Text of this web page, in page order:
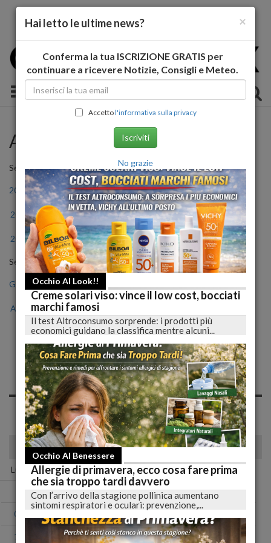
Toggle navigation
Archivio Storico
Seleziona l'anno
2011 2012 2013 2014 2015 2016
2017 2018 2019 2020 2021 2022
2023 2024 2025 2026
Seleziona il mese
Gen Feb Mar
Ago Set Ott
Notizie di Martedì, 26
Novembre 2019
Spiacente, non sono presenti news nell'archivio per questo
giorno!
novembre 2019
Lun Mar Mer Gio Ven Sab Dom
01 02 03
04
11 12 13 14 15 16 17
×
Hai letto le ultime news?
Conferma la tua ISCRIZIONE GRATIS per
continuare a ricevere Notizie, Consigli e Meteo.
Accettol'informativa sulla privacy
Iscriviti
No grazie
Occhio Al Look!!
Creme solari viso: vince il low cost, bocciati
marchi famosi
Il test Altroconsumo sorprende: i prodotti più
economici guidano la classifica mentre alcuni...
Occhio Al Benessere
Allergie di primavera, ecco cosa fare prima
che sia troppo tardi davvero
Con l’arrivo della stagione pollinica aumentano
sintomi respiratori e oculari: prevenzione,...